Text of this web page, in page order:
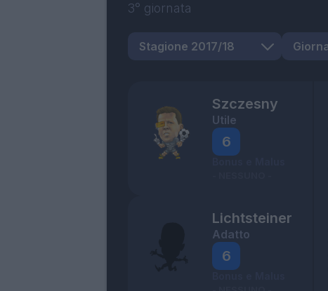
3° giornata
Szczesny
Utile
6
Lichtsteiner
Adatto
6